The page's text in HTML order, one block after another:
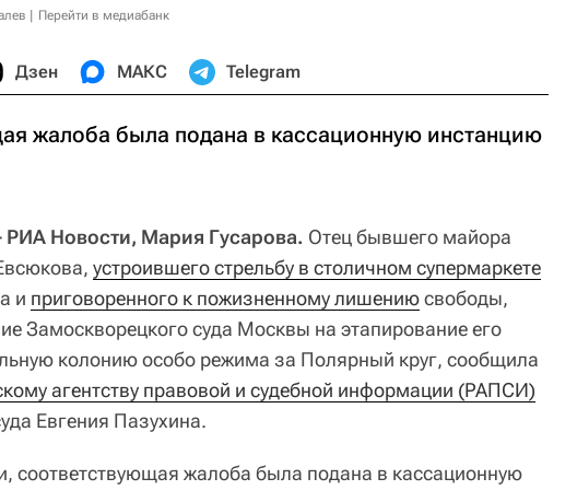
Перейти в медиабанк
Дзен МАКС Telegram
жалоба была подана в кассационную инстанцию
Новости, Мария Гусарова. Отец бывшего майора
устроившего стрельбу в столичном супермаркете
и приговоренного к пожизненному лишениюсвободы,
Замоскворецкого суда Москвы на этапирование его
колонию особо режима за Полярный круг, сообщила
агентству правовой и судебной информации (РАПСИ)
Евгения Пазухина.
соответствующая жалоба была подана в кассационную